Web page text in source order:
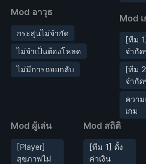
Mod อาวุธ
กระสุนไม่จำกัด
ไม่จำเป็นต้องโหลด
ไม่มีการถอยกลับ
Mod
[ทีม
จำกั
[ทีม
จำกั
ความ
เกม
Mod ผู้เล่น
[Player]
สุขภาพไม่
Mod สถิติ
[ทีม 1] ตั้ง
ค่าเงิน